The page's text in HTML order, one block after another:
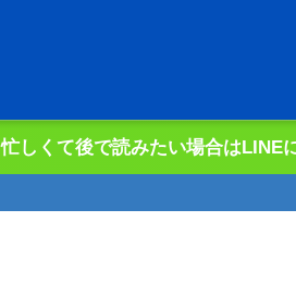
忙しくて後で読みたい場合はLINE